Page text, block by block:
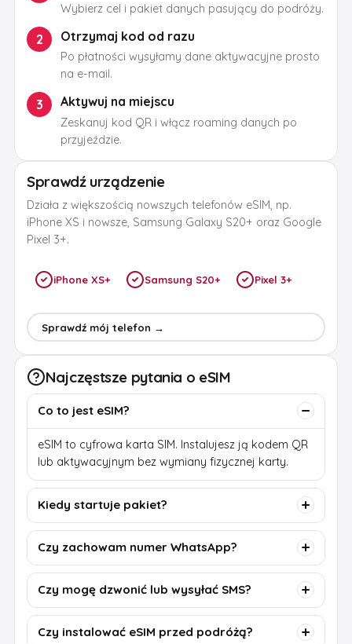
Wybierz cel i pakiet danych pasujący do podróży.
2 Otrzymaj kod od razu
Po płatności wysyłamy dane aktywacyjne prosto
na e-mail.
3 Aktywuj na miejscu
Zeskanuj kod QR i włącz roaming danych po
przyjeździe.
Sprawdź urządzenie
Działa z większością nowszych telefonów eSIM, np.
iPhone XS i nowsze, Samsung Galaxy S20+ oraz Google
Pixel 3+.
iPhone XS+ Samsung S20+ Pixel 3+
Sprawdź mój telefon →
Najczęstsze pytania o eSIM
Co to jest eSIM?
eSIM to cyfrowa karta SIM. Instalujesz ją kodem QR
lub aktywacyjnym bez wymiany fizycznej karty.
Kiedy startuje pakiet?
Czy zachowam numer WhatsApp?
Czy mogę dzwonić lub wysyłać SMS?
Czy instalować eSIM przed podróżą?